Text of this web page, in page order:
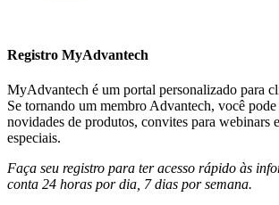
Registro MyAdvantech
MyAdvantech é um portal personalizado para
Se tornando um membro Advantech, você pode
novidades de produtos, convites para webinars
especiais.
Faça seu registro para ter acesso rápido às
conta 24 horas por dia, 7 dias por semana.